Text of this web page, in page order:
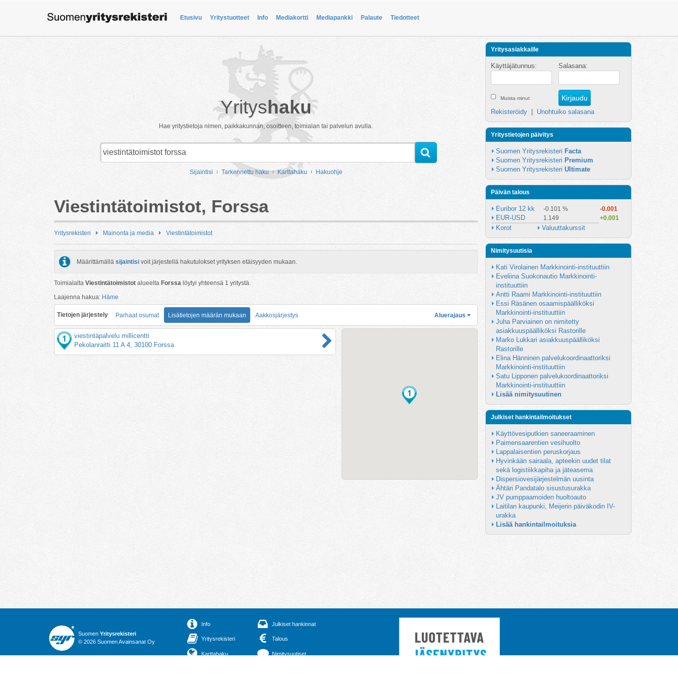
Etusivu Yritystuotteet Info Mediakortti Mediapankki Palaute Tiedotteet
Yrityshaku
Hae yritystietoja nimen, paikkakunnan, osoitteen, toimialan tai palvelun avulla.
Sijaintisi Tarkennettu haku Karttahaku Hakuohje
Viestintätoimistot, Forssa
Yritysrekisteri Mainonta ja media Viestintätoimistot
Määrittämällä sijaintisi voit järjestellä hakutulokset yrityksen etäisyyden mukaan.
Toimialalta Viestintätoimistot alueelta Forssa löytyi yhteensä 1 yritystä.
Laajenna hakua: Häme
Tietojen järjestely Parhaat osumat Lisätietojen määrän mukaan Aakkosjärjestys Aluerajaus
viestintäpalvelu millicentti
Pekolanraitti 11 A 4, 30100 Forssa
Yritysasiakkaille
Käyttäjätunnus: Salasana:
Muista minut
Rekisteröidy Unohtuiko salasana
Yritystietojen päivitys
Suomen Yritysrekisteri Facta
Suomen Yritysrekisteri Premium
Suomen Yritysrekisteri Ultimate
Päivän talous
Euribor 12 kk -0.101 % -0.001
EUR-USD 1.149 +0.001
Korot Valuuttakurssit
Nimitysuutisia
Kati Virolainen Markkinointi-instituuttiin
Eveliina Suokonautio Markkinointi-
instituuttiin
Antti Raami Markkinointi-instituuttiin
Essi Räsänen osaamispäälliköksi
Markkinointi-instituuttiin
Juha Parviainen on nimitetty
asiakkuuspäälliköksi Rastorille
Marko Lukkari asiakkuuspäälliköksi
Rastorille
Elina Hänninen palvelukoordinaattoriksi
Markkinointi-instituuttiin
Satu Lipponen palvelukoordinaattoriksi
Markkinointi-instituuttiin
Lisää nimitysuutinen
Julkiset hankintailmoitukset
Käyttövesiputkien saneeraaminen
Paimensaarentien vesihuolto
Lappalaisentien peruskorjaus
Hyvinkään sairaala, apteekin uudet tilat
sekä logistiikkapiha ja jäteasema
Dispersiovesijärjestelmän uusinta
Ähtäri Pandatalo sisustusurakka
JV pumppaamoiden huoltoauto
Laitilan kaupunki, Meijerin päiväkodin IV-
urakka
Lisää hankintailmoituksia
Suomen Yritysrekisteri
© 2026 Suomen Avainsanat Oy
Info
Yritysrekisteri
Karttahaku
Julkiset hankinnat
Talous
Nimitysuutiset